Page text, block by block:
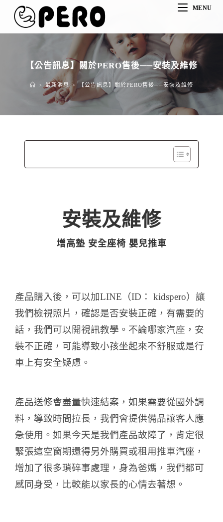
MENU
【公告訊息】關於PERO售後──安裝及維修
> 最新消息 > 【公告訊息】關於PERO售後──安裝及維修
安裝及維修
增高墊 安全座椅 嬰兒推車
產品購入後，可以加LINE（ID： kidspero）讓
我們檢視照片，確認是否安裝正確，有需要的
話，我們可以開視訊教學。 不論哪家汽座，安
裝不正確，可能導致小孩坐起來不舒服或是行
車上有安全疑慮。
產品送修會盡量快速結案，如果需要從國外調
料，導致時間拉長，我們會提供備品讓客人應
急使用。 如果今天是我們產品故障了，肯定很
緊張這空窗期還得另外購買或租用推車汽座，
增加了很多瑣碎事處理，身為爸媽，我們都可
感同身受，比較能以家長的心情去著想。